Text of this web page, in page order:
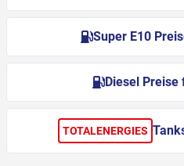
Super E10
Diesel Preise
TOTALENERGIES